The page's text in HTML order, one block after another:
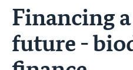
Financing
future -